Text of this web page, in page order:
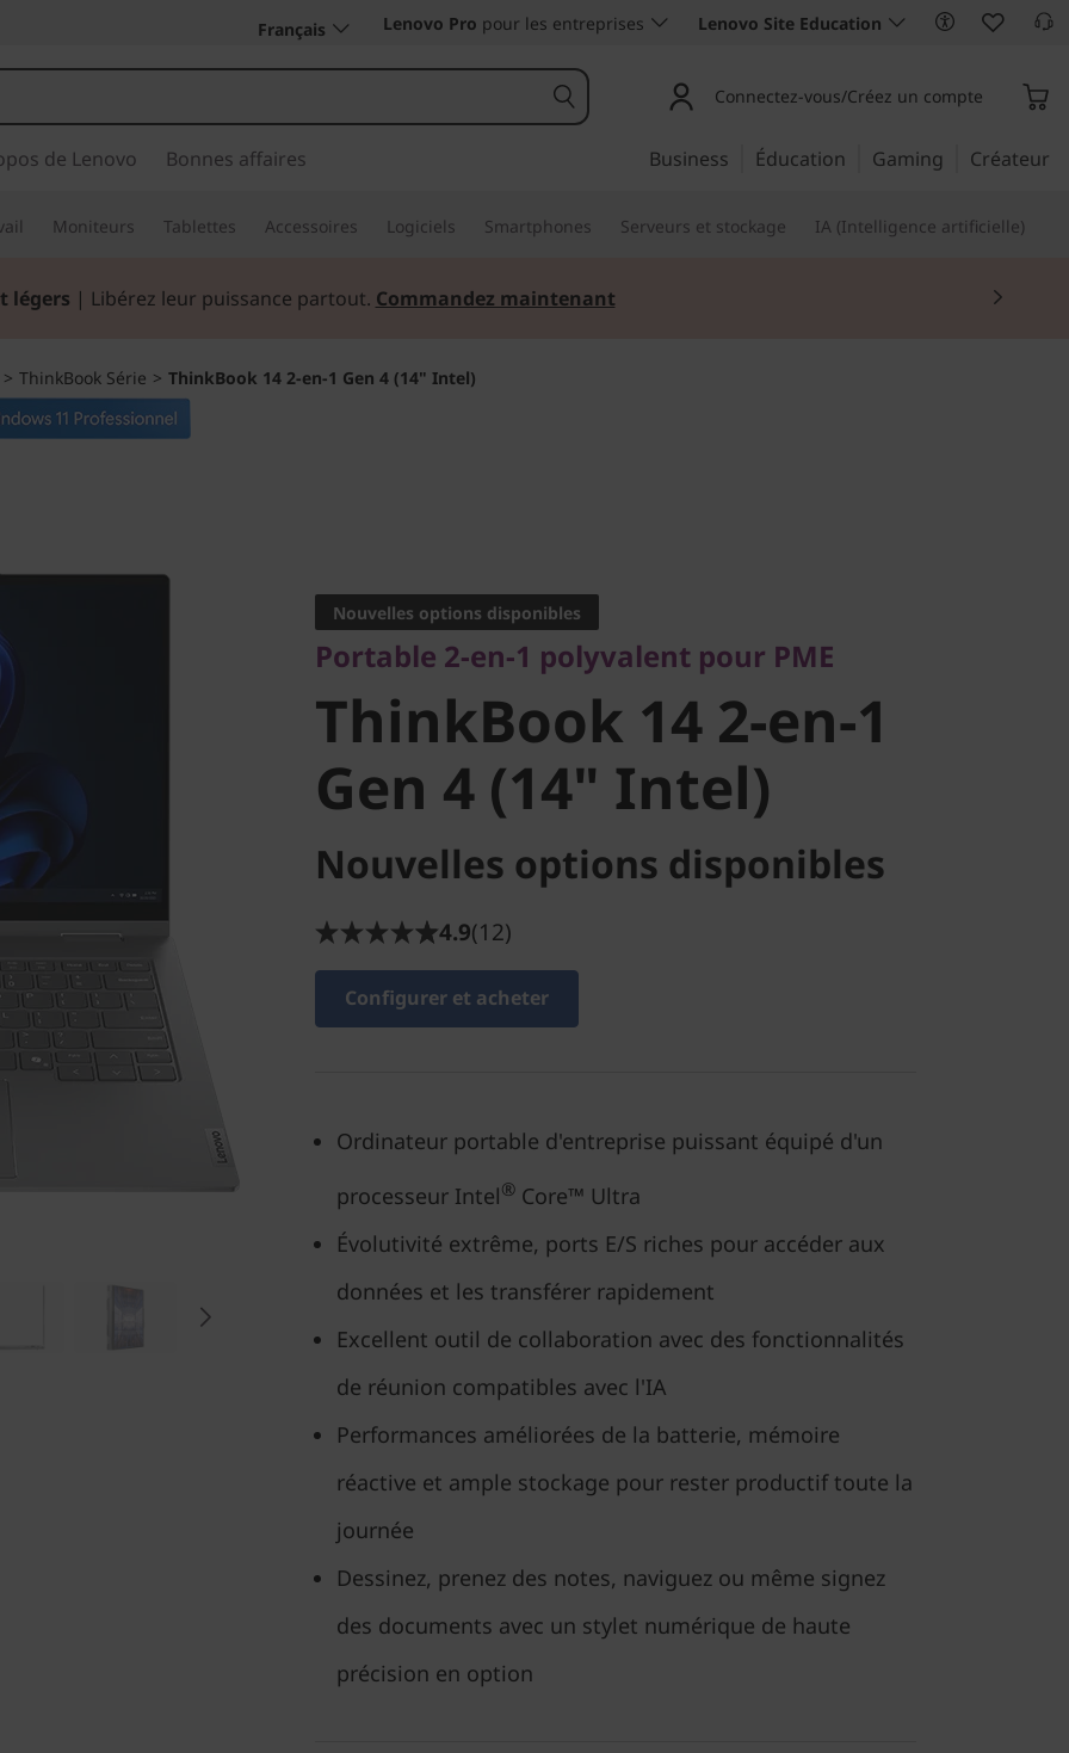
Français Lenovo Pro pour les entreprises Lenovo Site Education
Connectez-vous/Créez un compte
de Lenovo Bonnes affaires Business Éducation Gaming Créateur
Moniteurs Tablettes Accessoires Logiciels Smartphones Serveurs et stockage IA (Intelligence artificielle)
légers | Libérez leur puissance partout. Commandez maintenant
> ThinkBook Série > ThinkBook 14 2-en-1 Gen 4 (14" Intel)
ThinkBook 14 2-en-1
Gen 4 (14" Intel)
Nouvelles options disponibles
Portable 2-en-1 polyvalent pour PME
ThinkBook 14 2-en-1
Gen 4 (14" Intel)
Nouvelles options disponibles
4.9(12)
Configurer et acheter
Ordinateur portable d'entreprise puissant équipé d'un
processeur Intel® Core™ Ultra
Évolutivité extrême, ports E/S riches pour accéder aux
données et les transférer rapidement
Excellent outil de collaboration avec des fonctionnalités
de réunion compatibles avec l'IA
Performances améliorées de la batterie, mémoire
réactive et ample stockage pour rester productif toute la
journée
Dessinez, prenez des notes, naviguez ou même signez
des documents avec un stylet numérique de haute
précision en option